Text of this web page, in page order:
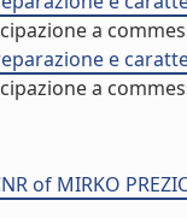
a
e
a
of MIRKO